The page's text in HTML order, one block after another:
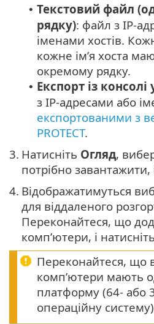
• Текстовий файл
рядку): файл з IP-
іменами хостів.
кожне ім’я хоста
окремому рядку.
• Експорт із консолі
з IP-адресами або
експортованими з
PROTECT.
3. Натисніть Огляд,
потрібно завантажити,
4. Відображатимуться
для віддаленого
Переконайтеся, що
комп’ютери, і натисніть
Переконайтеся, що
комп’ютери мають
платформу (64- або
операційну